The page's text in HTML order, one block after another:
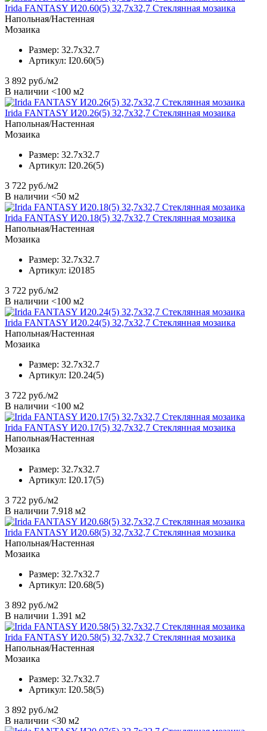
Irida FANTASY И20.60(5) 32,7x32,7 Стеклянная мозаика
Напольная/Настенная
Мозаика
Размер: 32.7x32.7
Артикул: I20.60(5)
3 892 руб./м2
В наличии <100 м2
Irida FANTASY И20.26(5) 32,7x32,7 Стеклянная мозаика
Напольная/Настенная
Мозаика
Размер: 32.7x32.7
Артикул: I20.26(5)
3 722 руб./м2
В наличии <50 м2
Irida FANTASY И20.18(5) 32,7x32,7 Стеклянная мозаика
Напольная/Настенная
Мозаика
Размер: 32.7x32.7
Артикул: i20185
3 722 руб./м2
В наличии <100 м2
Irida FANTASY И20.24(5) 32,7x32,7 Стеклянная мозаика
Напольная/Настенная
Мозаика
Размер: 32.7x32.7
Артикул: I20.24(5)
3 722 руб./м2
В наличии <100 м2
Irida FANTASY И20.17(5) 32,7x32,7 Стеклянная мозаика
Напольная/Настенная
Мозаика
Размер: 32.7x32.7
Артикул: I20.17(5)
3 722 руб./м2
В наличии 7.918 м2
Irida FANTASY И20.68(5) 32,7x32,7 Стеклянная мозаика
Напольная/Настенная
Мозаика
Размер: 32.7x32.7
Артикул: I20.68(5)
3 892 руб./м2
В наличии 1.391 м2
Irida FANTASY И20.58(5) 32,7x32,7 Стеклянная мозаика
Напольная/Настенная
Мозаика
Размер: 32.7x32.7
Артикул: I20.58(5)
3 892 руб./м2
В наличии <30 м2